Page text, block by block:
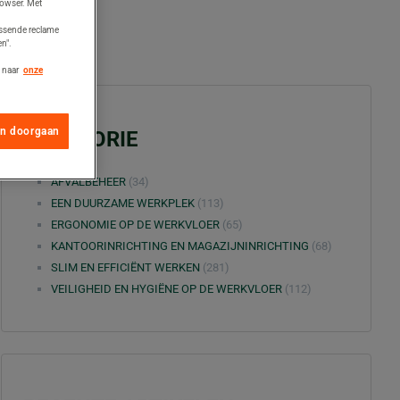
CATEGORIE
AFVALBEHEER (34)
EEN DUURZAME WERKPLEK (113)
ERGONOMIE OP DE WERKVLOER (65)
KANTOORINRICHTING EN MAGAZIJNINRICHTING (68)
SLIM EN EFFICIËNT WERKEN (281)
VEILIGHEID EN HYGIËNE OP DE WERKVLOER (112)
Met
reclame
naar onze
doorgaan